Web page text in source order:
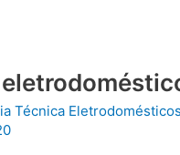
Técnica Eletrodomésticos